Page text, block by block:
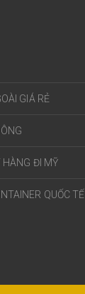
GIÁ RẺ
HÀNG ĐI MỸ
QUỐC TẾ